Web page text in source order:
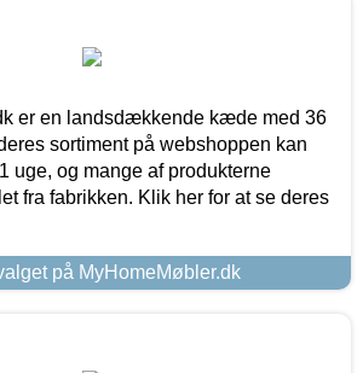
er en landsdækkende kæde med 36
sortiment på webshoppen kan
uge, og mange af produkterne
fra fabrikken. Klik her for at se deres
på MyHomeMøbler.dk